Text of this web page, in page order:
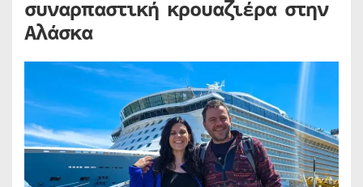
συναρπαστική κρουαζιέρα στην
Αλάσκα